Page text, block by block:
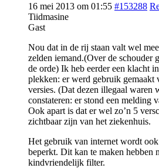
16 mei 2013 om 01:55 #153288
Tiidmasine
Gast
Nou dat in de rij staan valt wel
zelden iemand.(Over de schouder
de orde) Ik heb eerder een klacht
plekken: er werd gebruik gemaakt
versies. (Dat dezen illegaal waren
constateren: er stond een
Ook apart is dat er wel zo’n 5
zichtbaar zijn van het ziekenhuis.
Het gebruik van internet wordt
beperkt. Dit kan te maken hebben
kindvriendelijk filter.